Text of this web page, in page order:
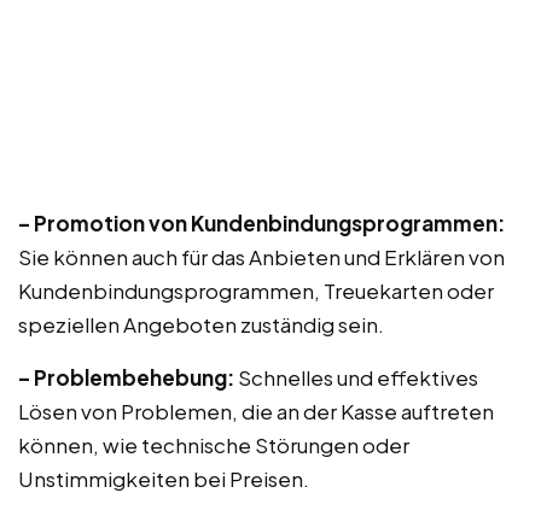
– Promotion von Kundenbindungsprogrammen:
Sie können auch für das Anbieten und Erklären von
Kundenbindungsprogrammen, Treuekarten oder
speziellen Angeboten zuständig sein.
– Problembehebung: Schnelles und effektives
Lösen von Problemen, die an der Kasse auftreten
können, wie technische Störungen oder
Unstimmigkeiten bei Preisen.